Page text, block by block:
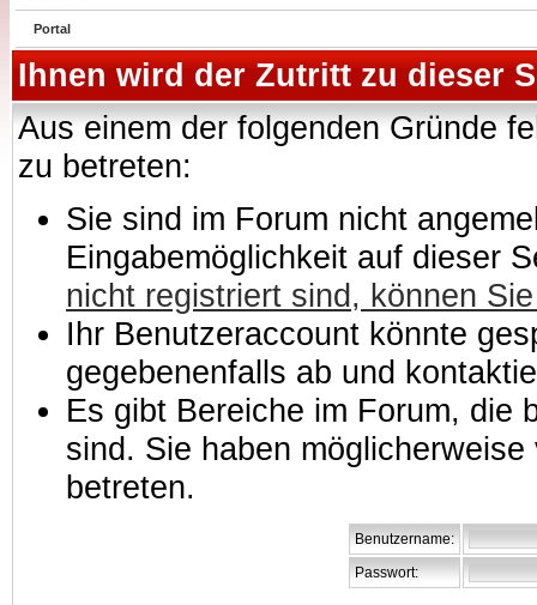
Portal
Ihnen wird der Zutritt zu dieser
Aus einem der folgenden Gründe
zu betreten:
Sie sind im Forum nicht
Eingabemöglichkeit auf dieser
nicht registriert sind, können
Ihr Benutzeraccount könnte
gegebenenfalls ab und
Es gibt Bereiche im Forum, die
sind. Sie haben
betreten.
Benutzername:
Passwort: